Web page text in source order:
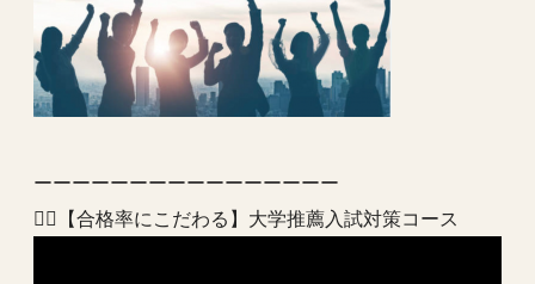
ーーーーーーーーーーーーーーーー
💁‍♂️【合格率にこだわる】大学推薦入試対策コース